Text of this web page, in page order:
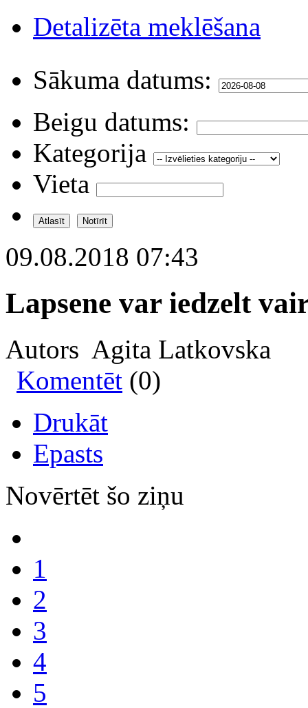
Detalizēta meklēšana
Sākuma datums:
Beigu datums:
Kategorija
Vieta
09.08.2018 07:43
Lapsene var iedzelt
Autors Agita Latkovska
Komentēt (0)
Drukāt
Epasts
Novērtēt šo ziņu
1
2
3
4
5